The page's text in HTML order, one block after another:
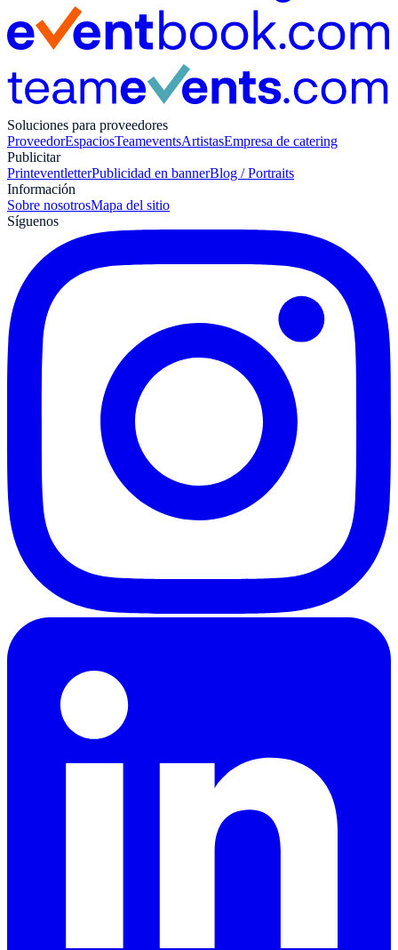
Soluciones para proveedores
ProveedorEspaciosTeameventsArtistasEmpresa de catering
Publicitar
PrinteventletterPublicidad en bannerBlog / Portraits
Información
Sobre nosotrosMapa del sitio
Síguenos